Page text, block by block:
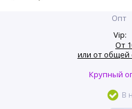
Опт
Vip:
От
или от общей
Крупный
В